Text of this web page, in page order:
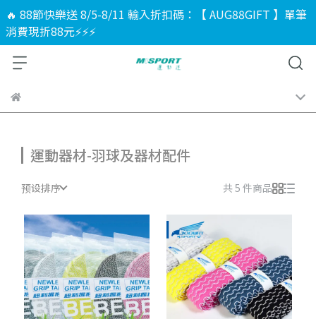
🔥 88節快樂送 8/5-8/11 輸入折扣碼：【 AUG88GIFT 】單筆
消費現折88元⚡⚡⚡
運動器材-羽球及器材配件
预设排序 共 5 件商品